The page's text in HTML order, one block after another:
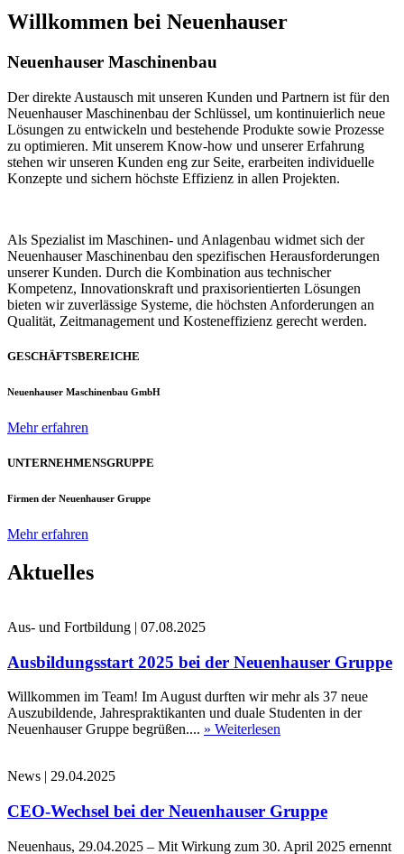
Willkommen bei Neuenhauser
Neuenhauser Maschinenbau
Der direkte Austausch mit unseren Kunden und Partnern ist für den
Neuenhauser Maschinenbau der Schlüssel, um kontinuierlich neue
Lösungen zu entwickeln und bestehende Produkte sowie Prozesse
zu optimieren. Mit unserem Know-how und unserer Erfahrung
stehen wir unseren Kunden eng zur Seite, erarbeiten individuelle
Konzepte und sichern höchste Effizienz in allen Projekten.
Als Spezialist im Maschinen- und Anlagenbau widmet sich der
Neuenhauser Maschinenbau den spezifischen Herausforderungen
unserer Kunden. Durch die Kombination aus technischer
Kompetenz, Innovationskraft und praxisorientierten Lösungen
bieten wir zuverlässige Systeme, die höchsten Anforderungen an
Qualität, Zeitmanagement und Kosteneffizienz gerecht werden.
GESCHÄFTSBEREICHE
Neuenhauser Maschinenbau GmbH
Mehr erfahren
UNTERNEHMENSGRUPPE
Firmen der Neuenhauser Gruppe
Mehr erfahren
Aktuelles
Aus- und Fortbildung | 07.08.2025
Ausbildungsstart 2025 bei der Neuenhauser Gruppe
Willkommen im Team! Im August durften wir mehr als 37 neue
Auszubildende, Jahrespraktikanten und duale Studenten in der
Neuenhauser Gruppe begrüßen.... » Weiterlesen
News | 29.04.2025
CEO-Wechsel bei der Neuenhauser Gruppe
Neuenhaus, 29.04.2025 – Mit Wirkung zum 30. April 2025 ernennt